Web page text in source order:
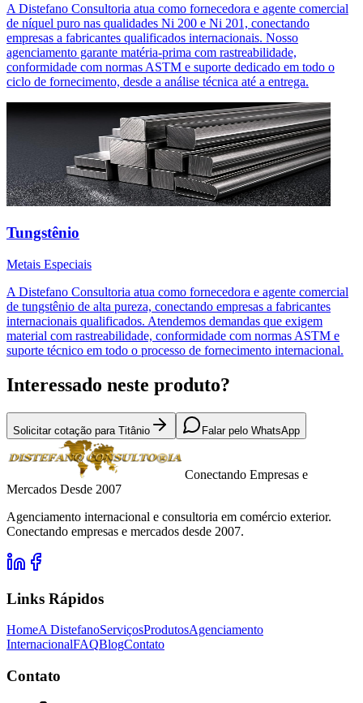
A Distefano Consultoria atua como fornecedora e agente comercial
de níquel puro nas qualidades Ni 200 e Ni 201, conectando
empresas a fabricantes qualificados internacionais. Nosso
agenciamento garante matéria-prima com rastreabilidade,
conformidade com normas ASTM e suporte dedicado em todo o
ciclo de fornecimento, desde a análise técnica até a entrega.
Tungstênio
Metais Especiais
A Distefano Consultoria atua como fornecedora e agente comercial
de tungstênio de alta pureza, conectando empresas a fabricantes
internacionais qualificados. Atendemos demandas que exigem
material com rastreabilidade, conformidade com normas ASTM e
suporte técnico em todo o processo de fornecimento internacional.
Interessado neste produto?
Solicitar cotação para Titânio Falar pelo WhatsApp
Conectando Empresas e
Mercados Desde 2007
Agenciamento internacional e consultoria em comércio exterior.
Conectando empresas e mercados desde 2007.
Links Rápidos
HomeA DistefanoServiçosProdutosAgenciamento
InternacionalFAQBlogContato
Contato